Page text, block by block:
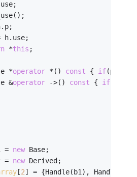
h.use;
*this ;
*operator *() const { if(p)
&operator ->() const { if
=
new Base;
=
new Derived;
[2] = {Handle(b1),